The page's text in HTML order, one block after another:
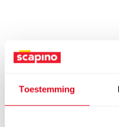
Toestemming